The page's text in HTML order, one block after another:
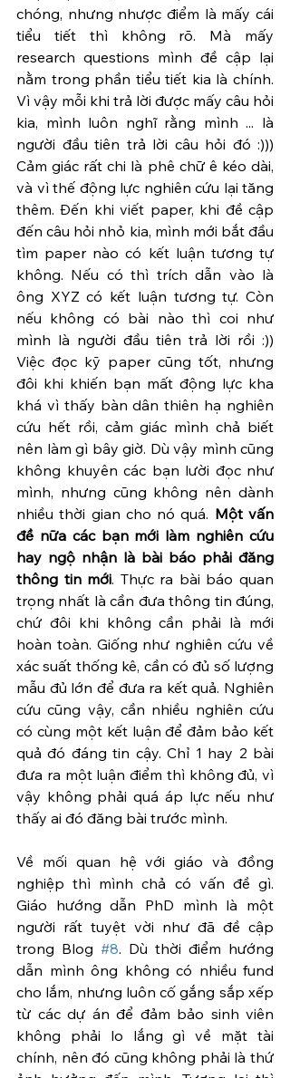
chóng, nhưng nhược điểm là mấy cái
tiểu tiết thì không rõ. Mà mấy
research questions mình đề cập lại
nằm trong phần tiểu tiết kia là chính.
Vì vậy mỗi khi trả lời được mấy câu hỏi
kia, mình luôn nghĩ rằng mình ... là
người đầu tiên trả lời câu hỏi đó :)))
Cảm giác rất chi là phê chữ ê kéo dài,
và vì thế động lực nghiên cứu lại tăng
thêm. Đến khi viết paper, khi đề cập
đến câu hỏi nhỏ kia, mình mới bắt đầu
tìm paper nào có kết luận tương tự
không. Nếu có thì trích dẫn vào là
ông XYZ có kết luận tương tự. Còn
nếu không có bài nào thì coi như
mình là người đầu tiên trả lời rồi :))
Việc đọc kỹ paper cũng tốt, nhưng
đôi khi khiến bạn mất động lực kha
khá vì thấy bàn dân thiên hạ nghiên
cứu hết rồi, cảm giác mình chả biết
nên làm gì bây giờ. Dù vậy mình cũng
không khuyên các bạn lười đọc như
mình, nhưng cũng không nên dành
nhiều thời gian cho nó quá. Một vấn
đề nữa các bạn mới làm nghiên cứu
hay ngộ nhận là bài báo phải đăng
thông tin mới. Thực ra bài báo quan
trọng nhất là cần đưa thông tin đúng,
chứ đôi khi không cần phải là mới
hoàn toàn. Giống như nghiên cứu về
xác suất thống kê, cần có đủ số lượng
mẫu đủ lớn để đưa ra kết quả. Nghiên
cứu cũng vậy, cần nhiều nghiên cứu
có cùng một kết luận để đảm bảo kết
quả đó đáng tin cậy. Chỉ 1 hay 2 bài
đưa ra một luận điểm thì không đủ, vì
vậy không phải quá áp lực nếu như
thấy ai đó đăng bài trước mình.
Về mối quan hệ với giáo và đồng
nghiệp thì mình chả có vấn đề gì.
Giáo hướng dẫn PhD mình là một
người rất tuyệt vời như đã đề cập
trong Blog #8. Dù thời điểm hướng
dẫn mình ông không có nhiều fund
cho lắm, nhưng luôn cố gắng sắp xếp
từ các dự án để đảm bảo sinh viên
không phải lo lắng gì về mặt tài
chính, nên đó cũng không phải là thứ